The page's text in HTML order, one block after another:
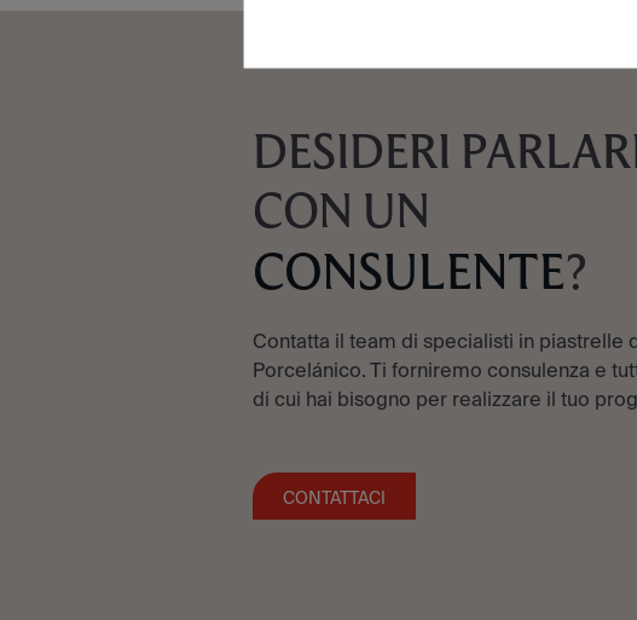
DESIDERI
CON UN
CONSULENTE?
Contatta il team di specialisti in piastrelle
Porcelánico. Ti forniremo consulenza e
di cui hai bisogno per realizzare il tuo
CONTATTACI